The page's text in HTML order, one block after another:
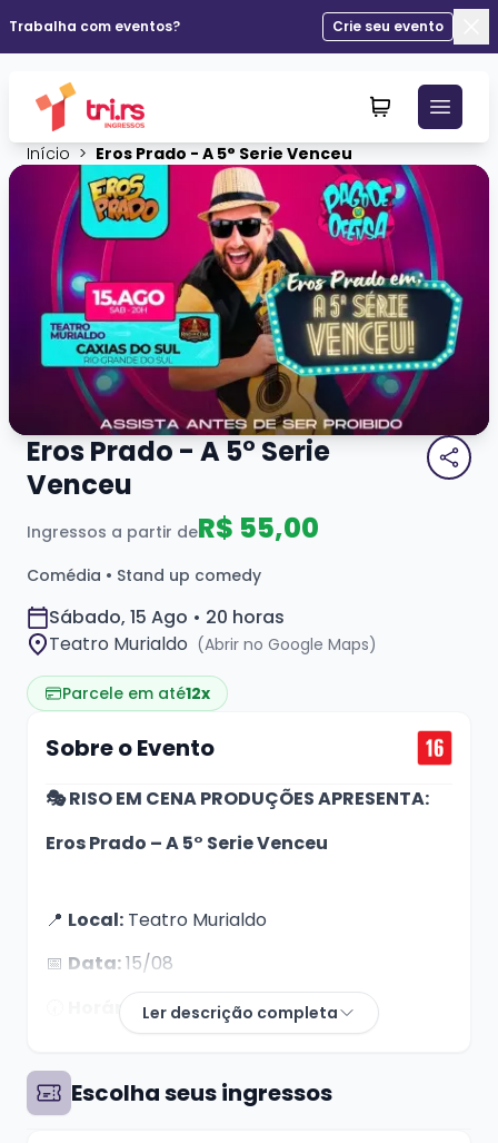
Trabalha com eventos?
Crie seu evento
Início > Eros Prado - A 5° Serie Venceu
Eros Prado - A 5° Serie
Venceu
Ingressos a partir deR$ 55,00
Comédia • Stand up comedy
Sábado, 15 Ago • 20 horas
Teatro Murialdo (Abrir no Google Maps)
Parcele em até12x
Sobre o Evento
🎭 RISO EM CENA PRODUÇÕES APRESENTA:
Eros Prado – A 5° Serie Venceu
📍 Local: Teatro Murialdo
📅 Data:15/08
Horário:20h
Prepare-se para uma noite de muitas risadas!
Ler descrição completa
Escolha seus ingressos